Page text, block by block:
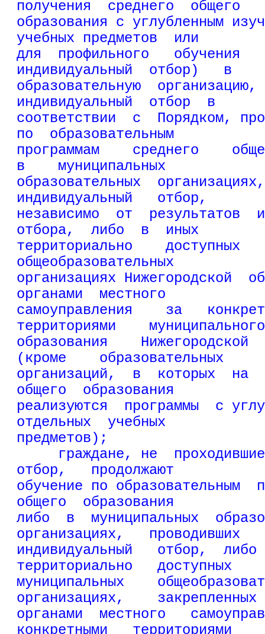
получения  среднего  общего
образования с углубленным
учебных предметов  или
для  профильного
индивидуальный  отбор)   в
образовательную
индивидуальный  отбор  в
соответствии  с  Порядком,
по  образовательным
программам    среднего
в    муниципальных
образовательных
индивидуальный   отбор,
независимо  от  результатов
отбора,  либо  в  иных
территориально
общеобразовательных
организациях Нижегородской
органами  местного
самоуправления    за
территориями    муниципального
образования
(кроме    образовательных
организаций,  в  которых  на
общего  образования
реализуются  программы  с
отдельных  учебных
предметов);
граждане, не  проходившие
отбор,   продолжают
обучение по образовательным
общего  образования
либо  в  муниципальных
организациях,   проводивших
индивидуальный   отбор,
территориально   доступных
муниципальных
организациях,    закрепленных
органами  местного
конкретными   территориями